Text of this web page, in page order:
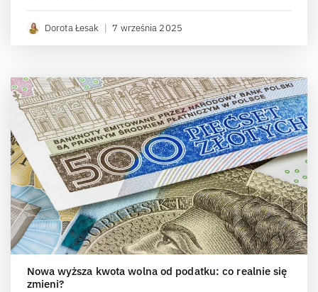
Dorota Łesak | 7 września 2025
Nowa wyższa kwota wolna od podatku: co realnie się
zmieni?